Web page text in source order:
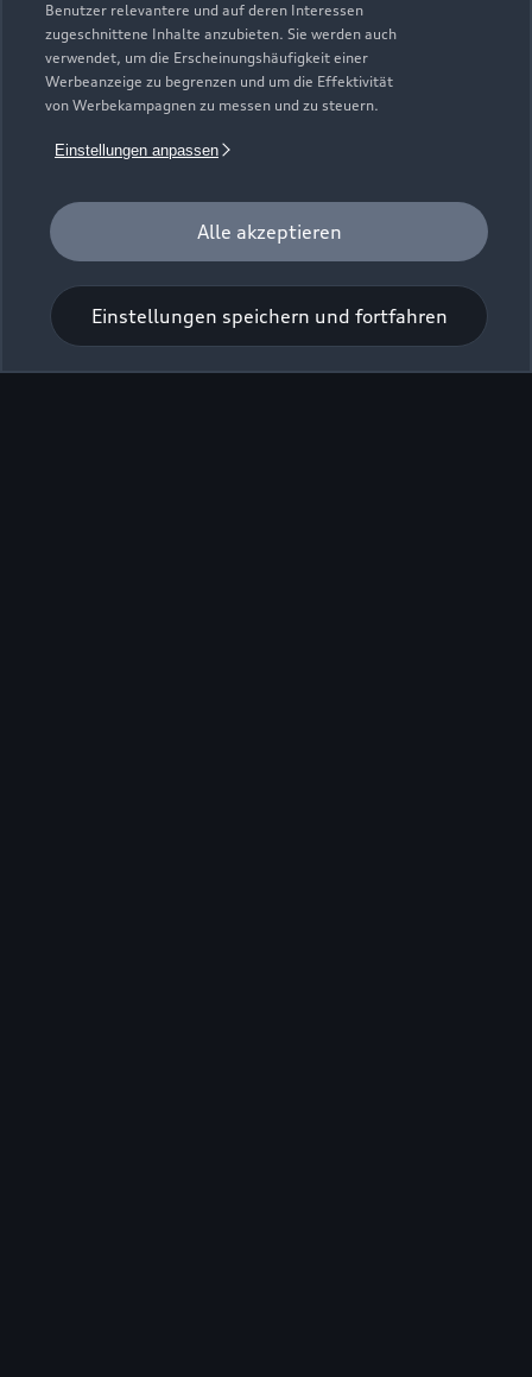
Benutzer relevantere und auf deren Interessen
zugeschnittene Inhalte anzubieten. Sie werden auch
verwendet, um die Erscheinungshäufigkeit einer
Werbeanzeige zu begrenzen und um die Effektivität
von Werbekampagnen zu messen und zu steuern.
Einstellungen anpassen
Alle akzeptieren
Einstellungen speichern und fortfahren
Zur Reparatur